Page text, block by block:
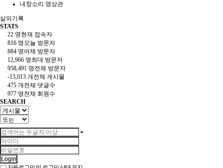
내창소리 영상관
삶의기록
STATS
22 명현재 접속자
816 명오늘 방문자
884 명어제 방문자
12,966 명최대 방문자
958,491 명전체 방문자
-13,013 개 전체 게시물
475 개 전체 댓글수
977 명전체 회원수
SEARCH
Login